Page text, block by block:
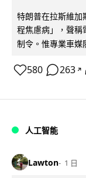
特朗普在拉斯維加
程焦慮病」，聲稱
制令。惟專業車媒
580 263 ↗
人工智能
Lawton 1 日